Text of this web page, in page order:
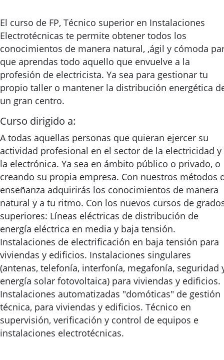
El curso de FP, Técnico superior en Instalaciones
Electrotécnicas te permite obtener todos los
conocimientos de manera natural, ,ágil y cómoda
que aprendas todo aquello que envuelve a la
profesión de electricista. Ya sea para gestionar tu
propio taller o mantener la distribución energética
un gran centro.
Curso dirigido a:
A todas aquellas personas que quieran ejercer su
actividad profesional en el sector de la electricidad y
la electrónica. Ya sea en ámbito público o privado, o
creando su propia empresa. Con nuestros métodos
enseñanza adquirirás los conocimientos de manera
natural y a tu ritmo. Con los nuevos cursos de
superiores: Líneas eléctricas de distribución de
energía eléctrica en media y baja tensión.
Instalaciones de electrificación en baja tensión para
viviendas y edificios. Instalaciones singulares
(antenas, telefonía, interfonía, megafonía, seguridad
energía solar fotovoltaica) para viviendas y edificios.
Instalaciones automatizadas "domóticas" de gestión
técnica, para viviendas y edificios. Técnico en
supervisión, verificación y control de equipos e
instalaciones electrotécnicas.